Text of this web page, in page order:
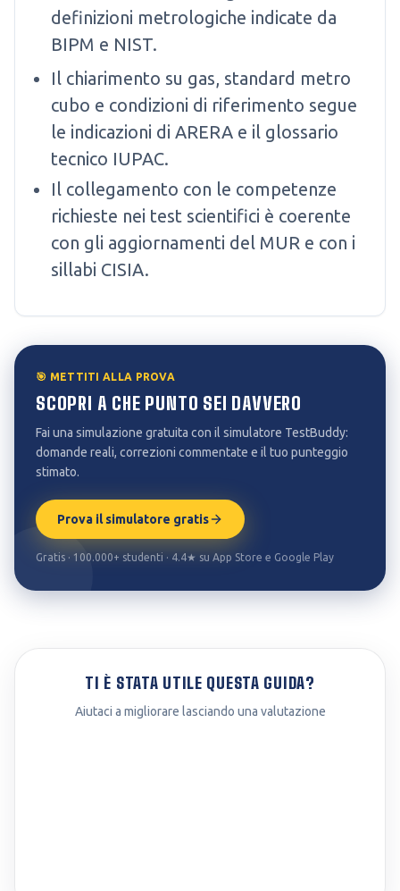
definizioni metrologiche indicate da
BIPM e NIST.
Il chiarimento su gas, standard metro
cubo e condizioni di riferimento segue
le indicazioni di ARERA e il glossario
tecnico IUPAC.
Il collegamento con le competenze
richieste nei test scientifici è coerente
con gli aggiornamenti del MUR e con i
sillabi CISIA.
🎯 METTITI ALLA PROVA
SCOPRI A CHE PUNTO SEI DAVVERO
Fai una simulazione gratuita con il simulatore TestBuddy:
domande reali, correzioni commentate e il tuo punteggio
stimato.
Prova il simulatore gratis
Gratis · 100.000+ studenti · 4.4★ su App Store e Google Play
TI È STATA UTILE QUESTA GUIDA?
Aiutaci a migliorare lasciando una valutazione